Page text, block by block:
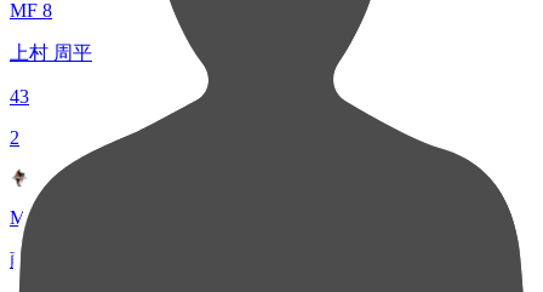
MF 8
上村 周平
43
2
MF 17
藤井 皓也